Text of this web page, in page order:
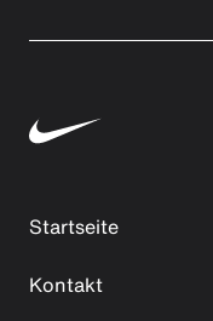
Startseite
Kontakt